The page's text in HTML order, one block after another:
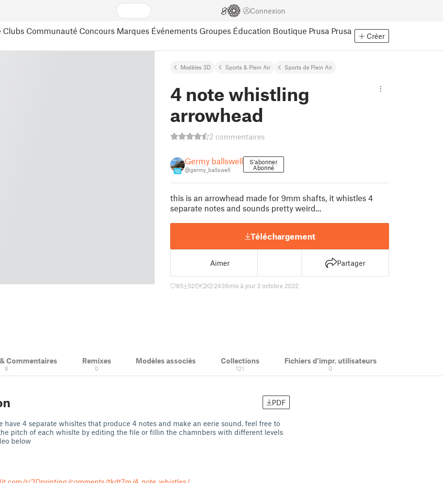
Connexion
Clubs Communauté Concours Marques Événements Groupes Éducation Boutique Prusa Prusa
Créer
Modèles 3D Sports & Plein Air Sports de Plein Air
4 note whistling
arrowhead
2 commentaires
10
Germy ballswell
@germy_ballswell
S'abonner
Abonné
this is an arrowhead made for 9mm shafts, it whistles 4
separate notes and sounds pretty weird...
Téléchargement
Aimer Partager
85 521 2 2436mis à jour 2 octobre 2022
Commentaires
6
Remixes
0
Modèles associés Collections
121
Fichiers d'impr. utilisateurs
0
PDF
have 4 separate whisltes that produce 4 notes and make an eerie sound. feel free to
pitch of each whislte by editing the file or fillin the chamnbers with different levels
below